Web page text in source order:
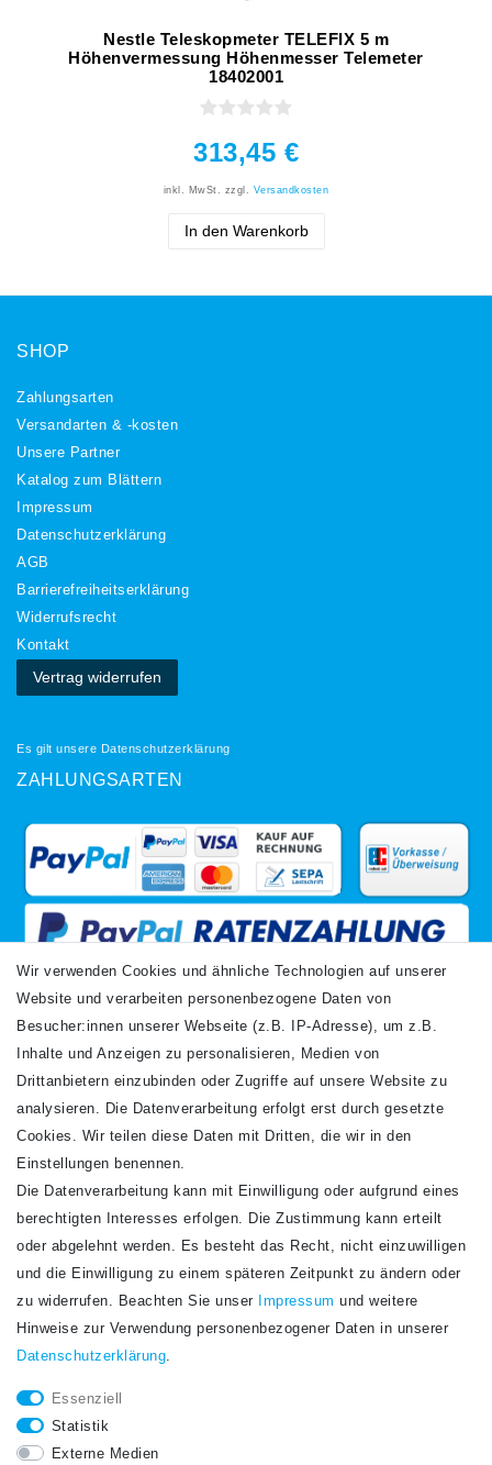
Nestle Teleskopmeter TELEFIX 5 m
Höhenvermessung Höhenmesser Telemeter
18402001
313,45 €
inkl. MwSt. zzgl. Versandkosten
In den Warenkorb
SHOP
Zahlungsarten
Versandarten & -kosten
Unsere Partner
Katalog zum Blättern
Impressum
Daten­schutz­erklärung
AGB
Barrierefreiheitserklärung
Widerrufs­recht
Kontakt
Vertrag widerrufen
Es gilt unsere Datenschutzerklärung
ZAHLUNGSARTEN
VERSANDARTEN
Newsletter
Honig
Hiermit bestätige ich, dass ich dieDaten­schutz­erklärunggelesen habe. Meine
STAY CONNECTED.
Wir verwenden Cookies und ähnliche Technologien auf unserer
Website und verarbeiten personenbezogene Daten von
Besucher:innen unserer Webseite (z.B. IP-Adresse), um z.B.
Inhalte und Anzeigen zu personalisieren, Medien von
Drittanbietern einzubinden oder Zugriffe auf unsere Website zu
analysieren. Die Datenverarbeitung erfolgt erst durch gesetzte
Cookies. Wir teilen diese Daten mit Dritten, die wir in den
Einstellungen benennen.
Die Datenverarbeitung kann mit Einwilligung oder aufgrund eines
berechtigten Interesses erfolgen. Die Zustimmung kann erteilt
oder abgelehnt werden. Es besteht das Recht, nicht einzuwilligen
und die Einwilligung zu einem späteren Zeitpunkt zu ändern oder
zu widerrufen. Beachten Sie unser
Impressum und weitere
Hinweise zur Verwendung personenbezogener Daten in unserer
Daten­schutz­erklärung.
Essenziell
Statistik
Externe Medien